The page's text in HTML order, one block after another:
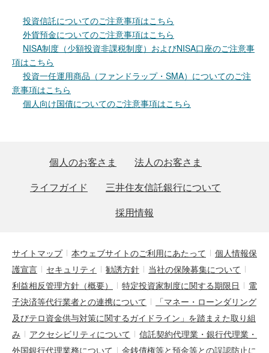
投資信託についてのご注意事項はこちら
外貨預金についてのご注意事項はこちら
NISA制度（少額投資非課税制度）およびNISA口座のご注意事
項はこちら
投資一任運用商品（ファンドラップ・SMA）についてのご注
意事項はこちら
個人向け国債についてのご注意事項はこちら
個人のお客さま
法人のお客さま
ライフガイド
三井住友信託銀行について
採用情報
サイトマップ 本ウェブサイトのご利用にあたって
個人情報保
護宣言
セキュリティ 勧誘方針
当社の保険募集について
利益相反管理方針（概要）
特定投資家制度に関する期限日
電
子決済等代行業者との連携について
「マネー・ローンダリング
及びテロ資金供与対策に関するガイドライン」を踏まえた取り組
み
アクセシビリティについて
信託契約代理業・銀行代理業・
外国銀行代理業務について
金銭債権等と預金等との誤認防止に